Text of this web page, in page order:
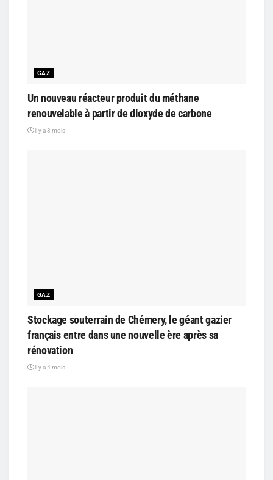
GAZ
Un nouveau réacteur produit du méthane
renouvelable à partir de dioxyde de carbone
il y a 3 mois
GAZ
Stockage souterrain de Chémery, le géant gazier
français entre dans une nouvelle ère après sa
rénovation
il y a 4 mois